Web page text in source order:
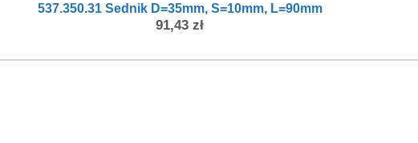
537.350.31 Sednik D=35mm, S=10mm, L=90mm
91,43 zł